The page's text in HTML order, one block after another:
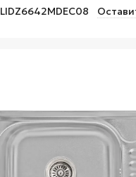
LIDZ6642MDEC08